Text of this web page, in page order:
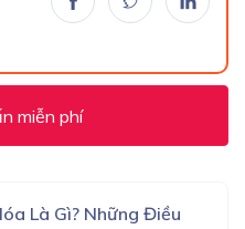
miễn phí
Là Gì? Những Điều